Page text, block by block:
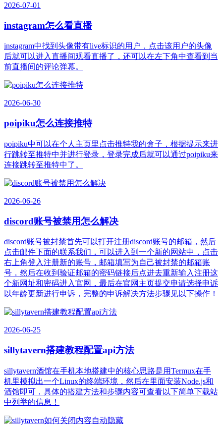
2026-07-01
instagram怎么看直播
instagram中找到头像带有live标识的用户，点击该用户的头像
后就可以进入直播间观看直播了，还可以在左下角中查看到当
前直播间的评论弹幕。
2026-06-30
poipiku怎么连接推特
poipiku中可以在个人主页里点击推特我的盒子，根据提示来进
行跳转至推特中并进行登录，登录完成后就可以通过poipiku来
连接跳转至推特中了。
2026-06-26
discord账号被禁用怎么解决
discord账号被封禁首先可以打开注册discord账号的邮箱，然后
点击邮件下面的联系我们，可以进入到一个新的网站中，点击
右上角登入注册新的账号，邮箱填写为自己被封禁的邮箱账
号，然后在收到验证邮箱的密码链接后点进去重新输入注册这
个新网址和密码进入官网，最后在官网主页提交申请选择申诉
以年龄更新进行申诉，完整的申诉解决方法步骤见以下操作！
2026-06-25
sillytavern搭建教程配置api方法
sillytavern酒馆在手机本地搭建中的核心思路是用Termux在手
机里模拟出一个Linux的终端环境，然后在里面安装Node.js和
酒馆即可，具体的搭建方法和步骤内容可查看以下简单下载站
中列举的信息！